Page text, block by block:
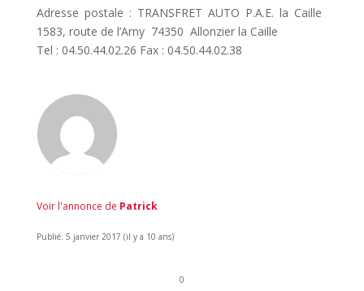
Adresse postale : TRANSFRET AUTO P.A.E. la Caille 
1583, route de l’Arny  74350  Allonzier la Caille
Tel : 04.50.44.02.26 Fax : 04.50.44.02.38
Voir l'annonce de Patrick
Publié: 5 janvier 2017 (il y a 10 ans)
0